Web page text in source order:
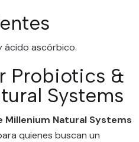
ácido ascórbico.
Probiotics &
Systems
Natural Systems
quienes buscan un